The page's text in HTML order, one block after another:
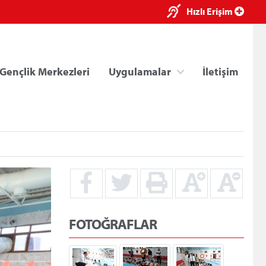
Hızlı Erişim
Merkezleri Uygulamalar İletişim
FOTOĞRAFLAR
×